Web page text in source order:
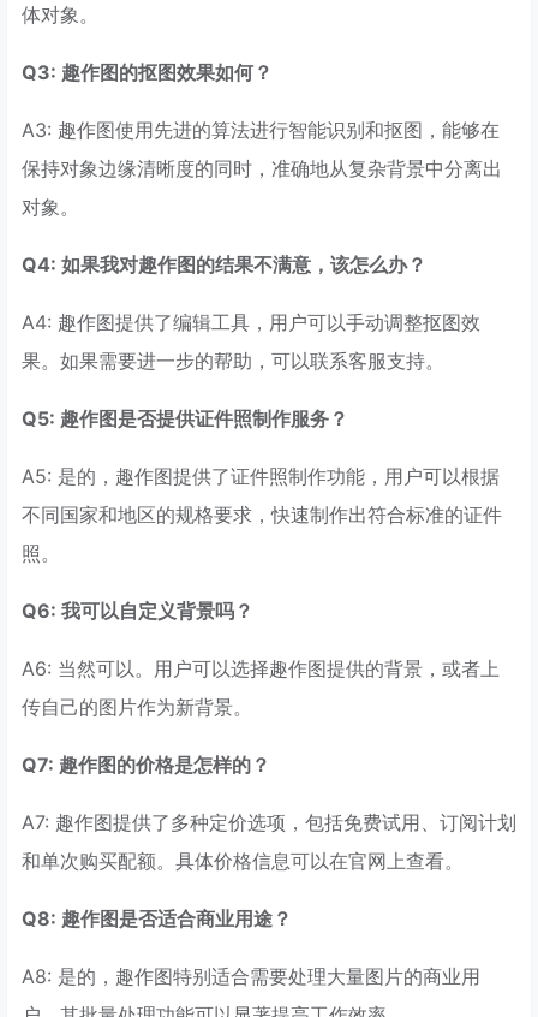
体对象。
Q3: 趣作图的抠图效果如何？
A3: 趣作图使用先进的算法进行智能识别和抠图，能够在
保持对象边缘清晰度的同时，准确地从复杂背景中分离出
对象。
Q4: 如果我对趣作图的结果不满意，该怎么办？
A4: 趣作图提供了编辑工具，用户可以手动调整抠图效
果。如果需要进一步的帮助，可以联系客服支持。
Q5: 趣作图是否提供证件照制作服务？
A5: 是的，趣作图提供了证件照制作功能，用户可以根据
不同国家和地区的规格要求，快速制作出符合标准的证件
照。
Q6: 我可以自定义背景吗？
A6: 当然可以。用户可以选择趣作图提供的背景，或者上
传自己的图片作为新背景。
Q7: 趣作图的价格是怎样的？
A7: 趣作图提供了多种定价选项，包括免费试用、订阅计划
和单次购买配额。具体价格信息可以在官网上查看。
Q8: 趣作图是否适合商业用途？
A8: 是的，趣作图特别适合需要处理大量图片的商业用